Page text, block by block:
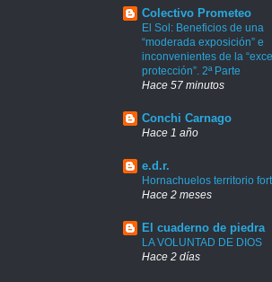
Colectivo Prometeo
El Sol: Beneficios de una
“moderada exposición” e
inconvenientes de la
protección”. 2ª Parte
Hace 57 minutos
Conchi Carnago
Hace 1 año
e.d.r.
Hornachuelos territorio
Hace 2 meses
El cuaderno de piedra
LA VOLUNTAD DE DIOS
Hace 2 días